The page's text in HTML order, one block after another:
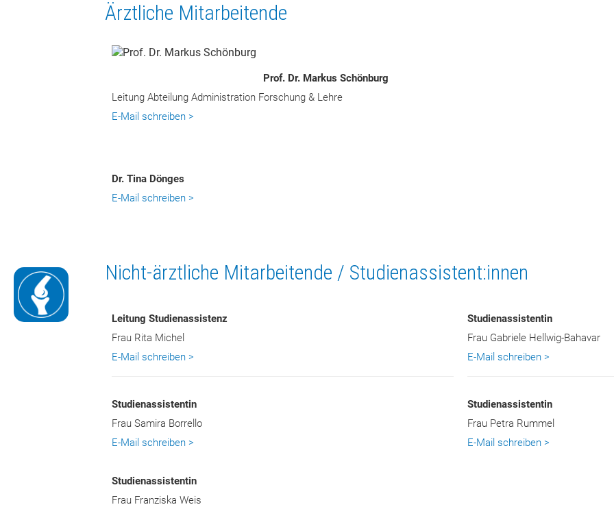
Ärztliche Mitarbeitende
Prof. Dr. Markus Schönburg
Leitung Abteilung Administration Forschung & Lehre
E-Mail schreiben >
Dr. Tina Dönges
E-Mail schreiben >
Nicht-ärztliche Mitarbeitende / Studienassistent:innen
Leitung Studienassistenz
Frau Rita Michel
E-Mail schreiben >
Studienassistentin
Frau Samira Borrello
E-Mail schreiben >
Studienassistentin
Frau Franziska Weis
Studienassistentin
Frau Gabriele Hellwig-Bahavar
E-Mail schreiben >
Studienassistentin
Frau Petra Rummel
E-Mail schreiben >